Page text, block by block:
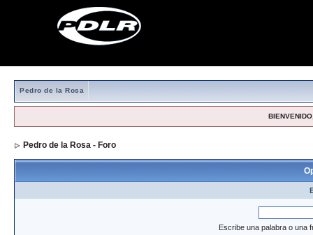
Pedro de la Rosa
Pedro de la Rosa - Foro
Escribe una palabra o una